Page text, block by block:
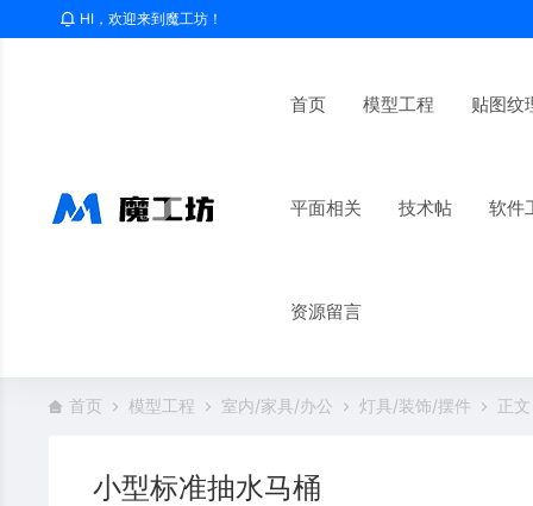
HI，欢迎来到魔工坊！
首页 模型工程 贴图纹
平面相关 技术帖 软件
资源留言
首页 模型工程 室内/家具/办公 灯具/装饰/摆件 正文
小型标准抽水马桶